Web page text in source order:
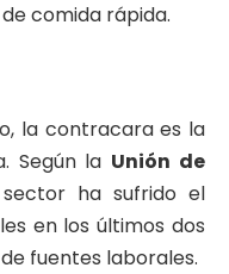
comida rápida.
la contracara es la
Según la Unión de
ha sufrido el
en los últimos dos
fuentes laborales.